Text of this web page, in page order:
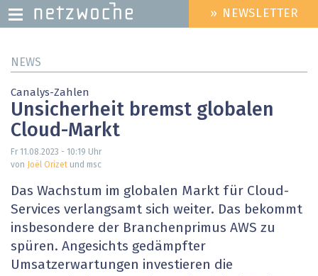
zum
HEADER
MENU
» NEWSLETTER
NEWS
Canalys-Zahlen
Unsicherheit bremst globalen
Cloud-Markt
Fr 11.08.2023 - 10:19 Uhr
von
Joël Orizet und msc
Das Wachstum im globalen Markt für Cloud-
Services verlangsamt sich weiter. Das bekommt
insbesondere der Branchenprimus AWS zu
spüren. Angesichts gedämpfter
Umsatzerwartungen investieren die